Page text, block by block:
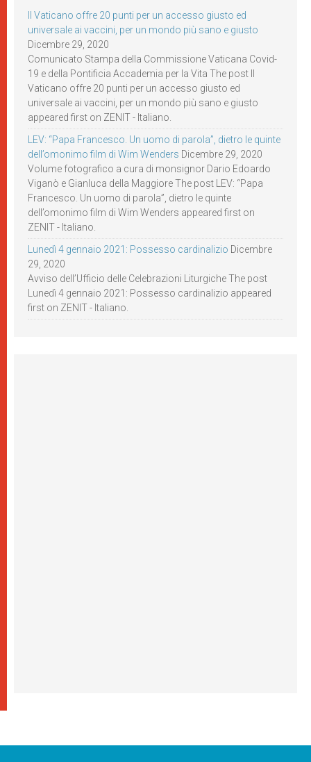
Il Vaticano offre 20 punti per un accesso giusto ed
universale ai vaccini, per un mondo più sano e giusto
Dicembre 29, 2020
Comunicato Stampa della Commissione Vaticana Covid-
19 e della Pontificia Accademia per la Vita The post Il
Vaticano offre 20 punti per un accesso giusto ed
universale ai vaccini, per un mondo più sano e giusto
appeared first on ZENIT - Italiano.
LEV: “Papa Francesco. Un uomo di parola”, dietro le quinte
dell’omonimo film di Wim Wenders Dicembre 29, 2020
Volume fotografico a cura di monsignor Dario Edoardo
Viganò e Gianluca della Maggiore The post LEV: “Papa
Francesco. Un uomo di parola”, dietro le quinte
dell’omonimo film di Wim Wenders appeared first on
ZENIT - Italiano.
Lunedì 4 gennaio 2021: Possesso cardinalizio Dicembre
29, 2020
Avviso dell’Ufficio delle Celebrazioni Liturgiche The post
Lunedì 4 gennaio 2021: Possesso cardinalizio appeared
first on ZENIT - Italiano.